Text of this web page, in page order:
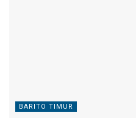
BARITO TIMUR